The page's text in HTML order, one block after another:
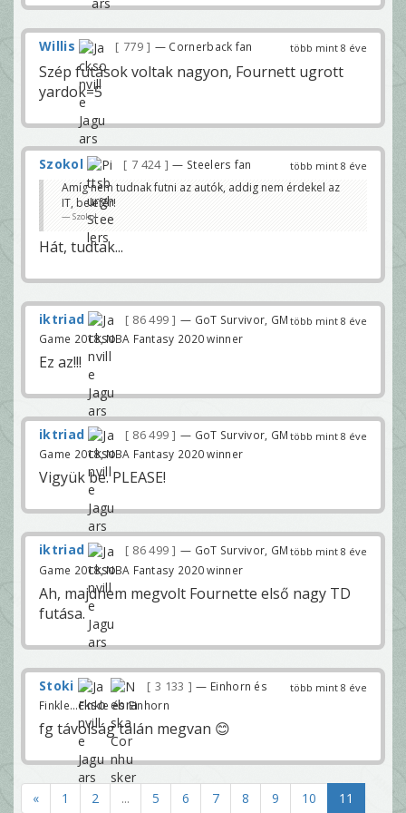
több mint 8 éve
Willis 779 — Cornerback fan
Szép futások voltak nagyon, Fournett ugrott
yardok=5
több mint 8 éve
Szokol 7 424 — Steelers fan
Amíg nem tudnak futni az autók, addig nem érdekel az
IT, belefér!
Szokol
Hát, tudtak...
több mint 8 éve
iktriad 86 499
— GoT Survivor, GM
Game 2018, NBA Fantasy 2020 winner
Ez az!!!
több mint 8 éve
iktriad 86 499
— GoT Survivor, GM
Game 2018, NBA Fantasy 2020 winner
Vigyük be. PLEASE!
több mint 8 éve
iktriad 86 499
— GoT Survivor, GM
Game 2018, NBA Fantasy 2020 winner
Ah, majdnem megvolt Fournette első nagy TD
futása.
több mint 8 éve
Stoki 3 133
— Einhorn és
Finkle...Finkle és Einhorn
fg távolság talán megvan 😊
« 1 2 ... 5 6 7 8 9 10 11